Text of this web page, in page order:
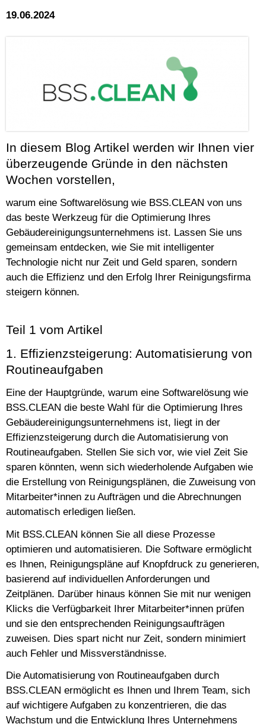
19.06.2024
In diesem Blog Artikel werden wir Ihnen vier
überzeugende Gründe in den nächsten
Wochen vorstellen,
warum eine Softwarelösung wie BSS.CLEAN von uns
das beste Werkzeug für die Optimierung Ihres
Gebäudereinigungsunternehmens ist. Lassen Sie uns
gemeinsam entdecken, wie Sie mit intelligenter
Technologie nicht nur Zeit und Geld sparen, sondern
auch die Effizienz und den Erfolg Ihrer Reinigungsfirma
steigern können.
Teil 1 vom Artikel
1. Effizienzsteigerung: Automatisierung von
Routineaufgaben
Eine der Hauptgründe, warum eine Softwarelösung wie
BSS.CLEAN die beste Wahl für die Optimierung Ihres
Gebäudereinigungsunternehmens ist, liegt in der
Effizienzsteigerung durch die Automatisierung von
Routineaufgaben. Stellen Sie sich vor, wie viel Zeit Sie
sparen könnten, wenn sich wiederholende Aufgaben wie
die Erstellung von Reinigungsplänen, die Zuweisung von
Mitarbeiter*innen zu Aufträgen und die Abrechnungen
automatisch erledigen ließen.
Mit BSS.CLEAN können Sie all diese Prozesse
optimieren und automatisieren. Die Software ermöglicht
es Ihnen, Reinigungspläne auf Knopfdruck zu generieren,
basierend auf individuellen Anforderungen und
Zeitplänen. Darüber hinaus können Sie mit nur wenigen
Klicks die Verfügbarkeit Ihrer Mitarbeiter*innen prüfen
und sie den entsprechenden Reinigungsaufträgen
zuweisen. Dies spart nicht nur Zeit, sondern minimiert
auch Fehler und Missverständnisse.
Die Automatisierung von Routineaufgaben durch
BSS.CLEAN ermöglicht es Ihnen und Ihrem Team, sich
auf wichtigere Aufgaben zu konzentrieren, die das
Wachstum und die Entwicklung Ihres Unternehmens